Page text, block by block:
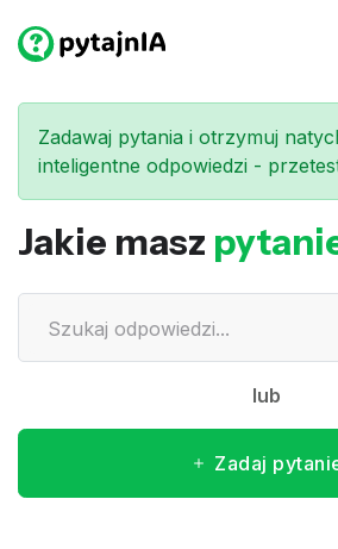
Zadawaj pytania i otrzymuj
inteligentne odpowiedzi -
Jakie masz
lub
Zadaj